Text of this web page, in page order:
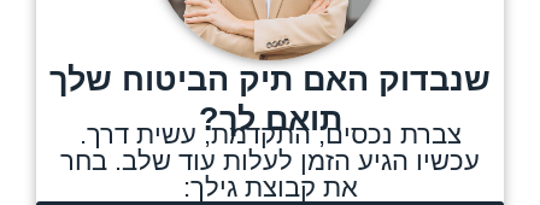
שנבדוק האם תיק הביטוח שלך
תואם לך?
צברת נכסים, התקדמת, עשית דרך.
עכשיו הגיע הזמן לעלות עוד שלב. בחר
את קבוצת גילך: